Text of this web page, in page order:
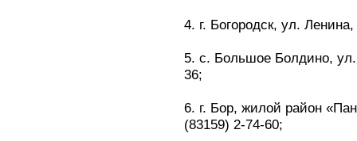
4. г. Богородск, ул.
5. с. Большое Болдино,
36;
6. г. Бор, жилой район
(83159) 2-74-60;